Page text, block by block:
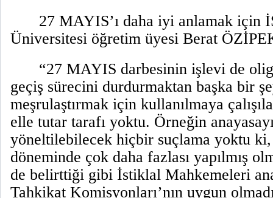
27 MAYIS’ı daha iyi anlamak için
Üniversitesi öğretim üyesi Berat
“27 MAYIS darbesinin işlevi de
geçiş sürecini durdurmaktan başka bir
meşrulaştırmak için kullanılmaya
elle tutar tarafı yoktu. Örneğin
yöneltilebilecek hiçbir suçlama yoktu
döneminde çok daha fazlası yapılmış
de belirttiği gibi İstiklal Mahkemeleri
Tahkikat Komisyonları’nın uygun